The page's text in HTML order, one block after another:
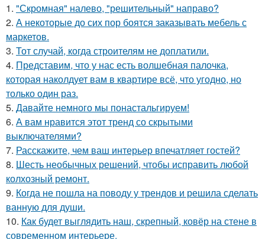
1. "Скромная" налево, "решительный" направо?
2. А некоторые до сих пор боятся заказывать мебель с
маркетов.
3. Тот случай, когда строителям не доплатили.
4. Представим, что у нас есть волшебная палочка,
которая наколдует вам в квартире всё, что угодно, но
только один раз.
5. Давайте немного мы понастальгируем!
6. А вам нравится этот тренд со скрытыми
выключателями?
7. Расскажите, чем ваш интерьер впечатляет гостей?
8. Шесть необычных решений, чтобы исправить любой
колхозный ремонт.
9. Когда не пошла на поводу у трендов и решила сделать
ванную для души.
10. Как будет выглядить наш, скрепный, ковёр на стене в
современном интерьере.